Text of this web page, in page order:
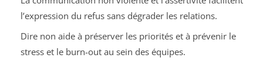
l’expression du refus sans dégrader les relations.
Dire non aide à préserver les priorités et à prévenir le
stress et le burn-out au sein des équipes.